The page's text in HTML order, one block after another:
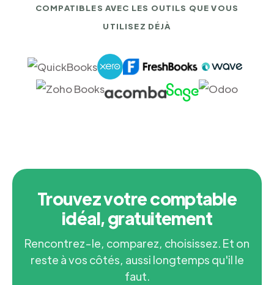
COMPATIBLES AVEC LES OUTILS QUE VOUS
UTILISEZ DÉJÀ
Trouvez votre comptable
idéal, gratuitement
Rencontrez-le, comparez, choisissez. Et on
reste à vos côtés, aussi longtemps qu'il le
faut.